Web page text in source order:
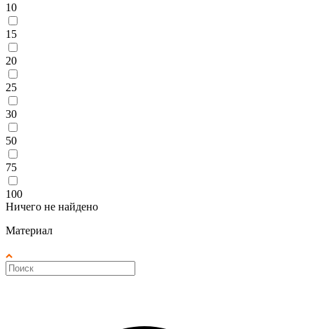
10
15
20
25
30
50
75
100
Ничего не найдено
Материал